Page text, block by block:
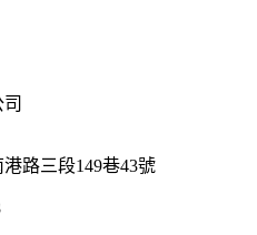
路三段149巷43號